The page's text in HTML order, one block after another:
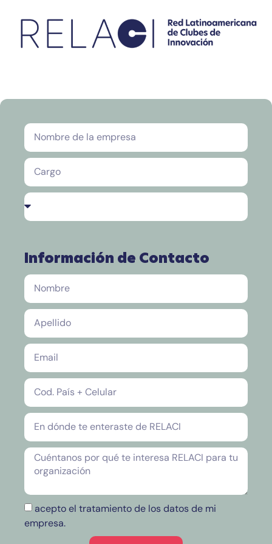
Información de Contacto
acepto el tratamiento de los datos de mi
empresa.